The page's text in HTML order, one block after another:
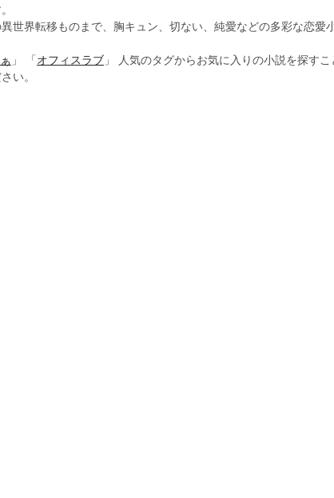
世界転移ものまで、胸キュン、切ない、純愛などの多彩な恋愛
」 「 オフィスラブ 」 人気のタグからお気に入りの小説を探すこ
い。